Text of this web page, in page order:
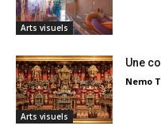
Arts visuels
Arts visuels
Une
Nemo